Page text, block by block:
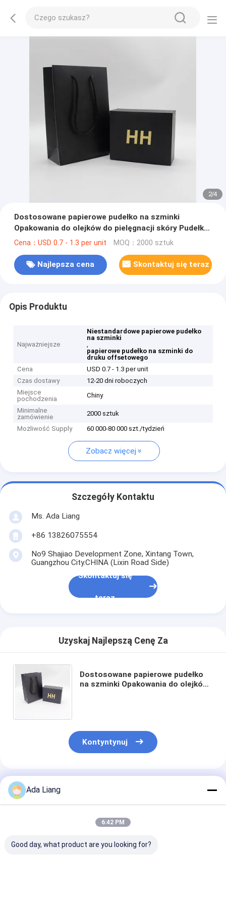
3/4
Dostosowane papierowe pudełko na szminki
Opakowania do olejków do pielęgnacji skóry Pudełka
na perfumy Druk offsetowy
Cena：USD 0.7 - 1.3 per unit MOQ：2000 sztuk
Najlepsza cena Skontaktuj się teraz
Opis Produktu
Najważniejsze
Niestandardowe papierowe pudełko
na szminki
,
papierowe pudełko na szminki do
druku offsetowego
Cena
USD 0.7 - 1.3 per unit
Czas dostawy
12-20 dni roboczych
Miejsce
pochodzenia
Chiny
Minimalne
zamówienie
2000 sztuk
Możliwość Supply
60 000-80 000 szt./tydzień
Zobacz więcej
Szczegóły Kontaktu
Ms. Ada Liang
+86 13826075554
No9 Shajiao Development Zone, Xintang Town,
Guangzhou City.CHINA (Lixin Road Side)
Skontaktuj się
teraz
Uzyskaj Najlepszą Cenę Za
Dostosowane papierowe pudełko
na szminki Opakowania do olejków
Kontyntynuj
Polecane Produkty
Ada Liang
6:42 PM
Good day, what product are you looking for?